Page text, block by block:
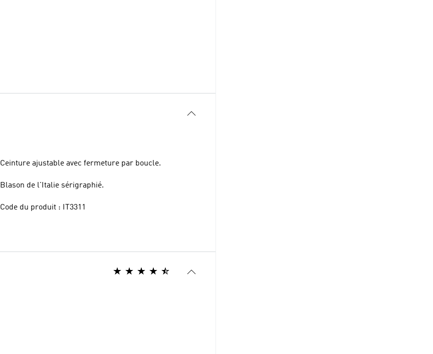
Ceinture ajustable avec fermeture par boucle.
Blason de l'Italie sérigraphié.
Code du produit : IT3311